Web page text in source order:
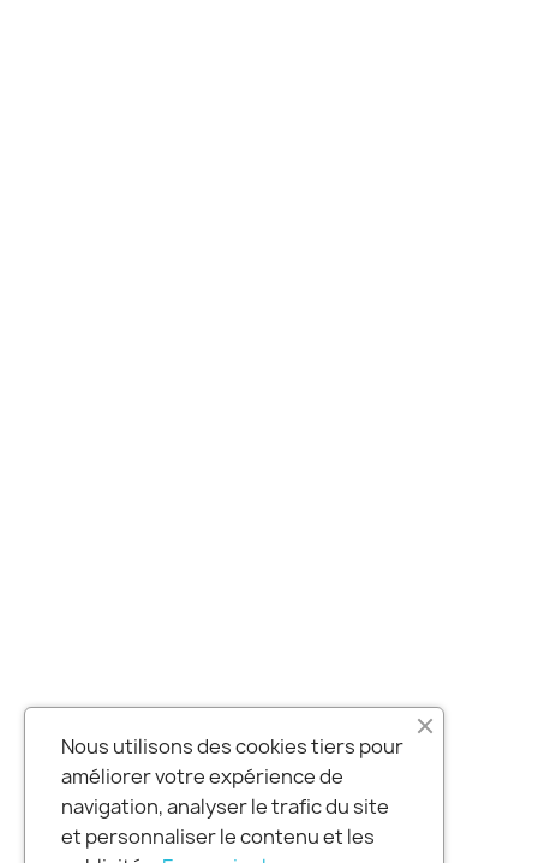
Nous utilisons des cookies tiers pour
améliorer votre expérience de
navigation, analyser le trafic du site
et personnaliser le contenu et les